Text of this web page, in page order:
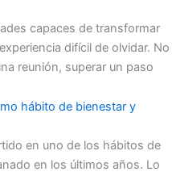
capaces de transformar
difícil de olvidar. No
reunión, superar un paso
hábito de bienestar y
en uno de los hábitos de
en los últimos años. Lo